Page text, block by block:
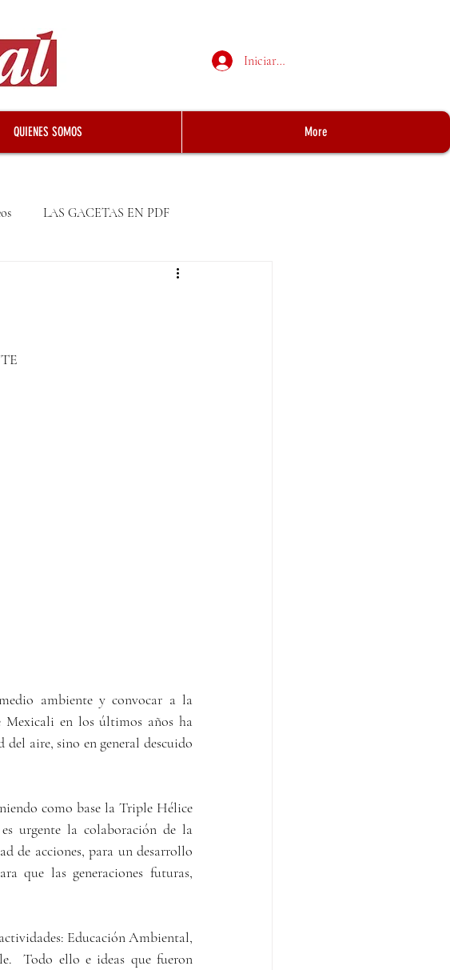
Iniciar sesión
QUIENES SOMOS More
LAS GACETAS EN PDF
ambiente y convocar a la
Mexicali en los últimos años ha
aire, sino en general descuido
como base la Triple Hélice
urgente la colaboración de la
de acciones, para un desarrollo
que las generaciones futuras,
Educación Ambiental,
Todo ello e ideas que fueron